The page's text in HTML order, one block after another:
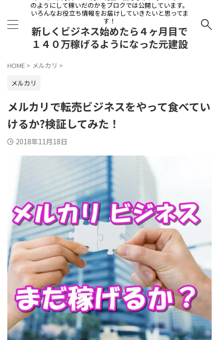
のようにして稼いだのかをブロクでは公開しています。
いろんなお役立ち情報をお届けしていきたいと思ってま
す！
新しくビジネス始めたら４ヶ月目で
１４０万稼げるようになった元建設
HOME > メルカリ >
メルカリ
メルカリで転売ビジネスをやって食べてい
けるか?検証してみた！
2018年11月18日